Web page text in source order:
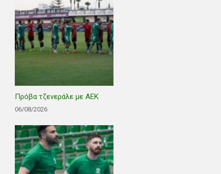
Πρόβα τζενεράλε με ΑΕΚ
06/08/2026